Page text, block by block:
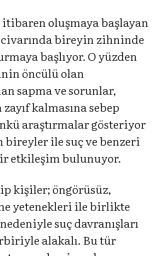
oluşmaya başlayan
bireyin zihninde
başlıyor. O yüzden
öncülü olan
sapma ve sorunlar,
kalmasına sebep
araştırmalar gösteriyor
ile suç ve benzeri
etkileşim bulunuyor.
kişiler; öngörüsüz,
yetenekleri ile birlikte
suç davranışları
alakalı. Bu tür